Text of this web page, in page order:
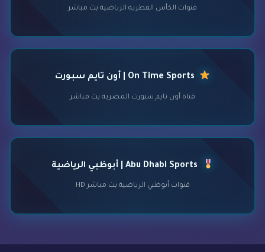
قنوات الكأس القطرية الرياضية بث مباشر
قناة أون تايم سبورت المصرية بث مباشر
قنوات أبوظبي الرياضية بث مباشر HD